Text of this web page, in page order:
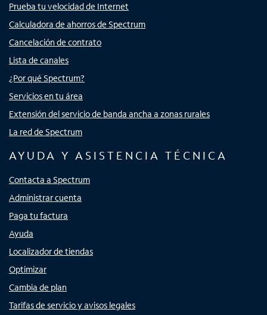
Prueba tu velocidad de Internet
Calculadora de ahorros de Spectrum
Cancelación de contrato
Lista de canales
¿Por qué Spectrum?
Servicios en tu área
Extensión del servicio de banda ancha a zonas rurales
La red de Spectrum
AYUDA Y ASISTENCIA TÉCNICA
Contacta a Spectrum
Administrar cuenta
Paga tu factura
Ayuda
Localizador de tiendas
Optimizar
Cambia de plan
Tarifas de servicio y avisos legales